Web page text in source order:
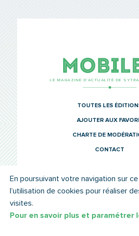
LE MAGAZINE D’ACTUALITÉ DE
TOUTES LES
AJOUTER AUX
CHARTE DE
CONTACT
© SYTRAL MOBILITÉS 2022
En poursuivant votre navigation sur
l’utilisation de cookies pour réaliser
visites.
Pour en savoir plus et paramétrer